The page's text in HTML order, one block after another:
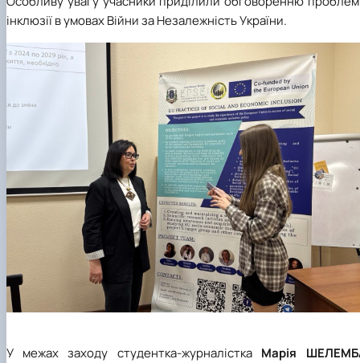
інклюзії в умовах Війни за Незалежність України.
У межах заходу студентка-журналістка Марія